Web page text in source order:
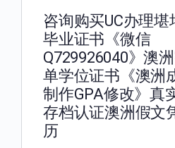
咨询购买UC办理堪
毕业证书《微信
Q729926040》澳
单学位证书《澳洲
制作GPA修改》真
存档认证澳洲假文
历